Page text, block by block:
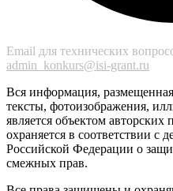
Email для технических
admin_konkurs@isi-grant.ru
Вся информация,
тексты, фотоизображения,
является объектом
охраняется в соответствии с
Российской Федерации о
смежных прав.